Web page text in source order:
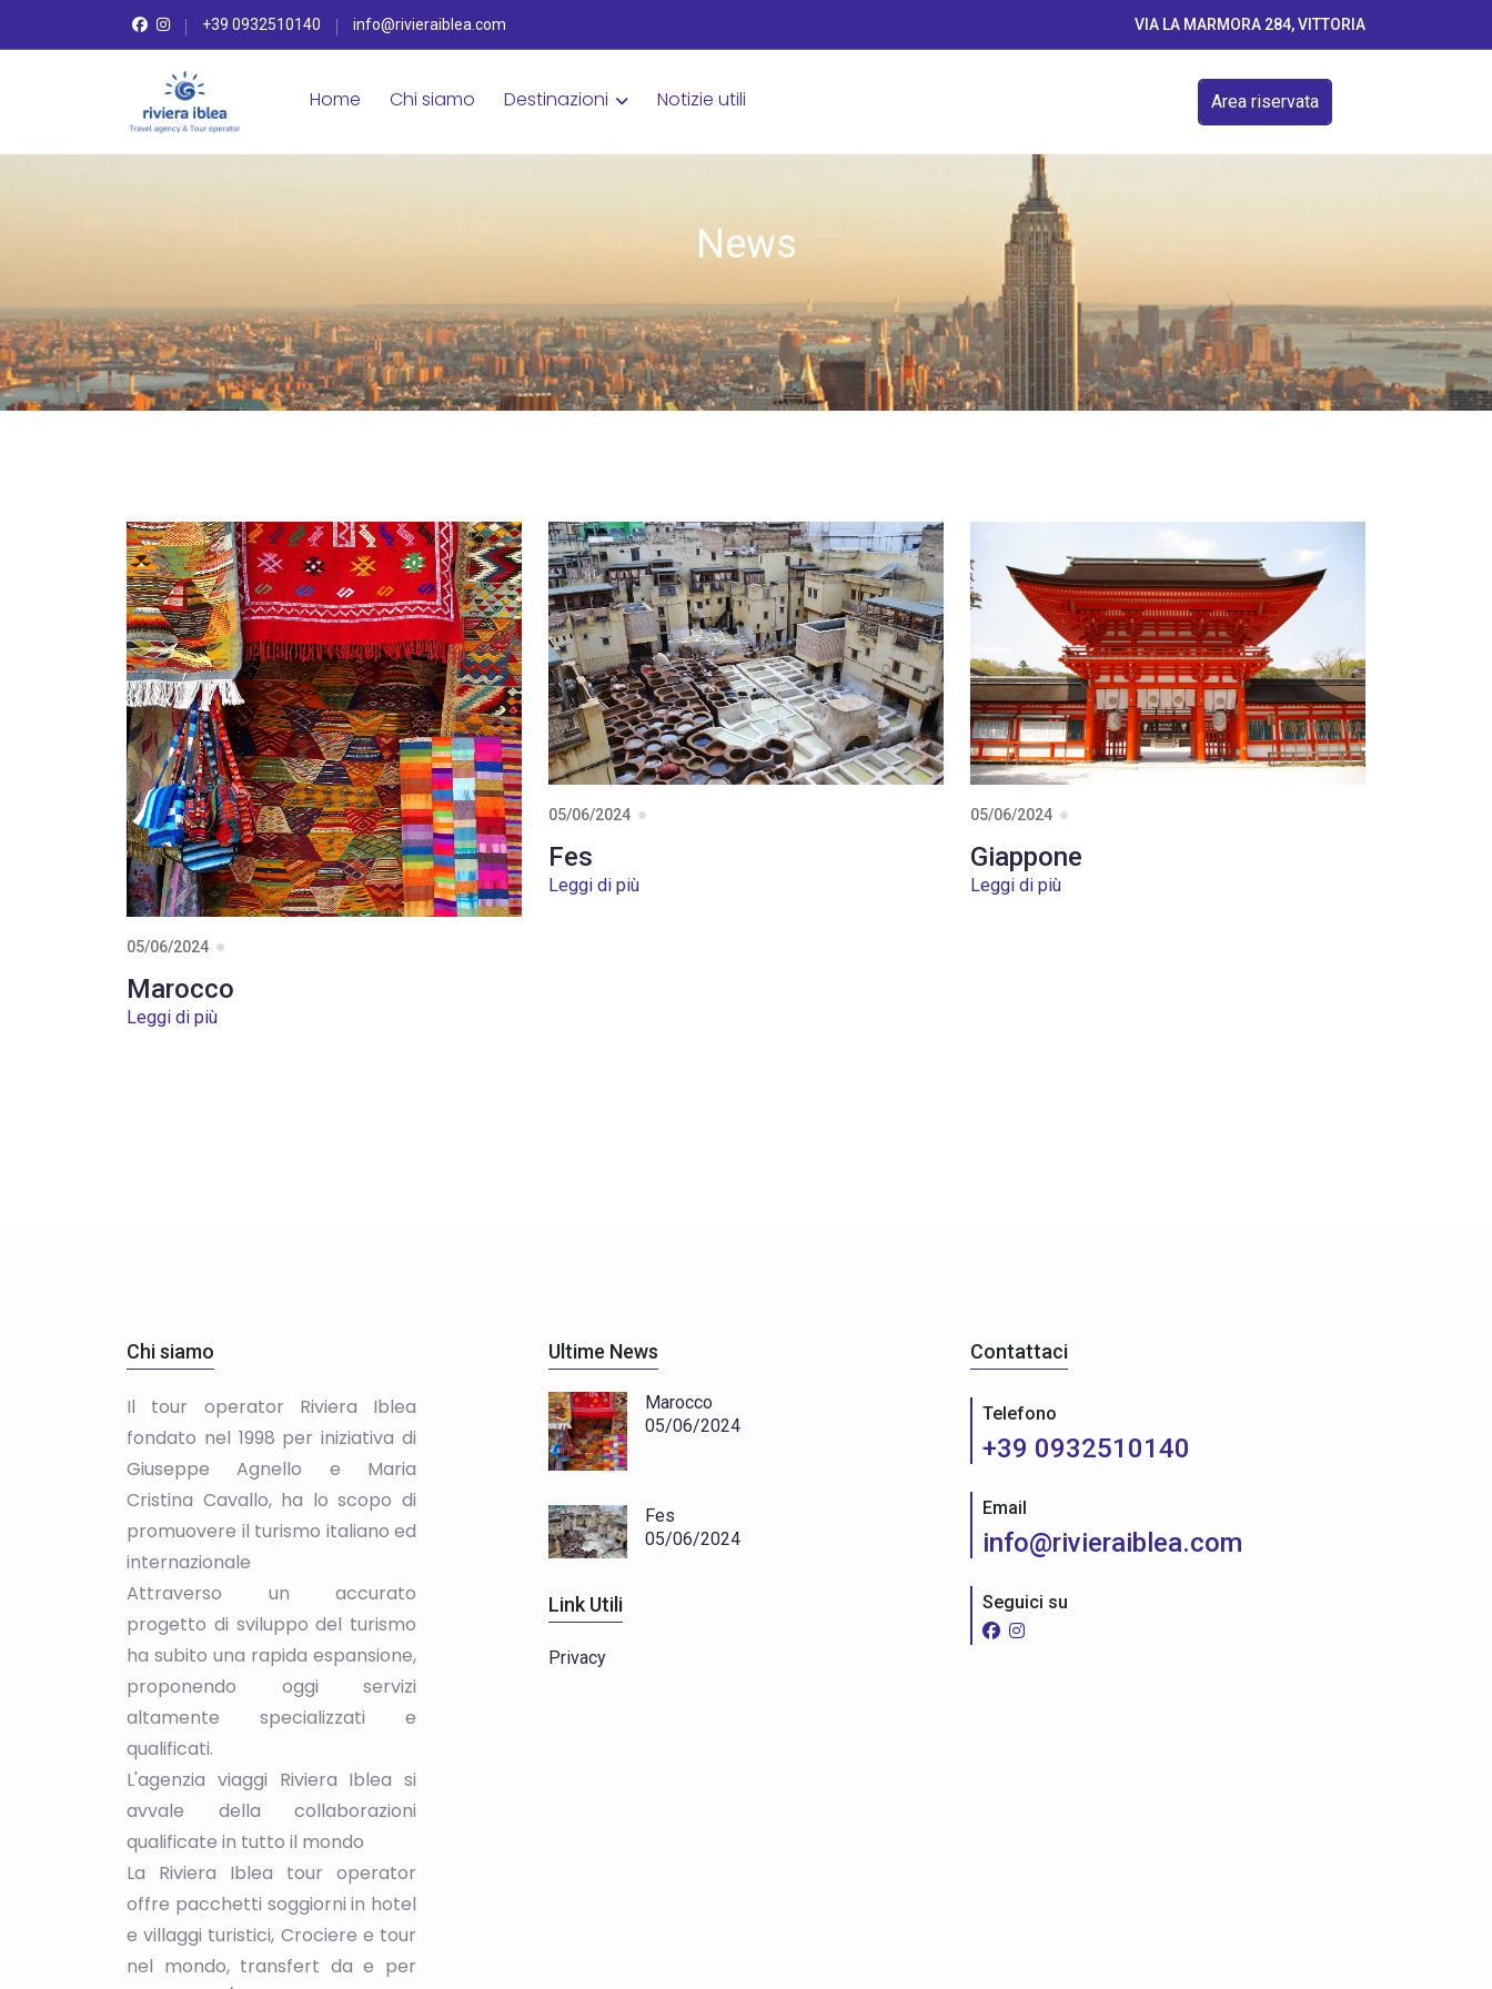
+39 0932510140 info@rivieraiblea.com VIA LA MARMORA 284, VITTORIA
Home Chi siamo Destinazioni Notizie utili Area riservata
News
05/06/2024
Marocco
Leggi di più
05/06/2024
Fes
Leggi di più
05/06/2024
Giappone
Leggi di più
Chi siamo
Il tour operator Riviera Iblea
fondato nel 1998 per iniziativa di
Giuseppe Agnello e Maria
Cristina Cavallo, ha lo scopo di
promuovere il turismo italiano ed
internazionale
Attraverso un accurato
progetto di sviluppo del turismo
ha subito una rapida espansione,
proponendo oggi servizi
altamente specializzati e
qualificati.
L'agenzia viaggi Riviera Iblea si
avvale della collaborazioni
qualificate in tutto il mondo
La Riviera Iblea tour operator
offre pacchetti soggiorni in hotel
e villaggi turistici, Crociere e tour
nel mondo, transfert da e per
Ultime News
Marocco
05/06/2024
Fes
05/06/2024
Link Utili
Privacy
Contattaci
Telefono
+39 0932510140
Email
info@rivieraiblea.com
Seguici su